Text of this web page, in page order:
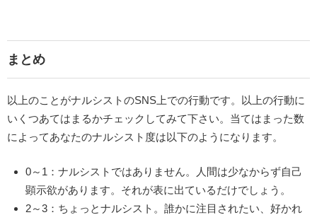
まとめ
以上のことがナルシストのSNS上での行動です。以上の行動に
いくつあてはまるかチェックしてみて下さい。当てはまった数
によってあなたのナルシスト度は以下のようになります。
0～1：ナルシストではありません。人間は少なからず自己
顕示欲があります。それが表に出ているだけでしょう。
2～3：ちょっとナルシスト。誰かに注目されたい、好かれ